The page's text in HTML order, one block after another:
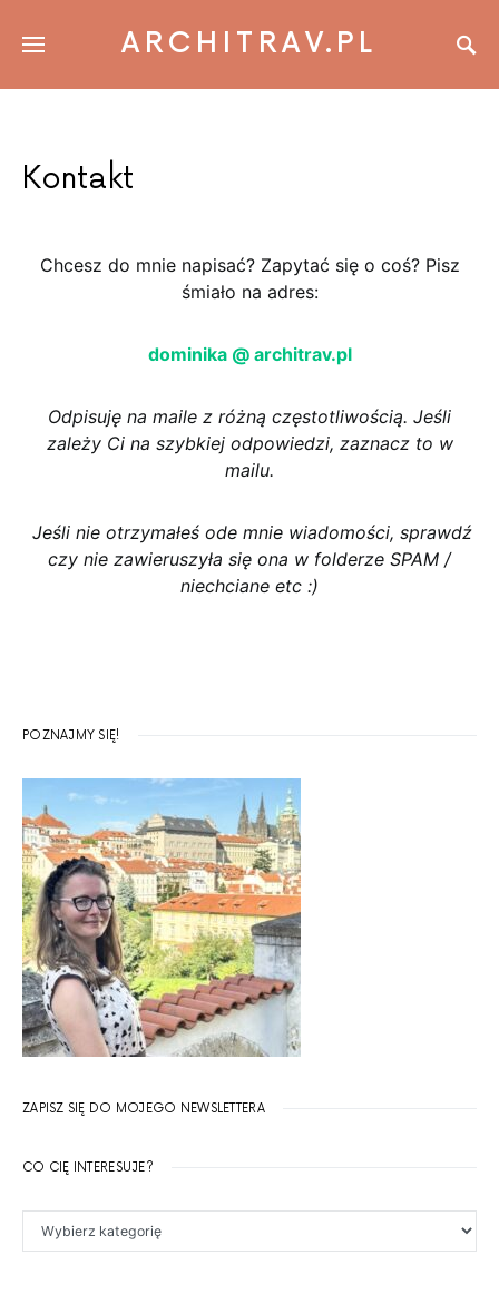
ARCHITRAV.PL
Kontakt
Chcesz do mnie napisać? Zapytać się o coś? Pisz
śmiało na adres:
dominika @ architrav.pl
Odpisuję na maile z różną częstotliwością. Jeśli
zależy Ci na szybkiej odpowiedzi, zaznacz to w
mailu.
Jeśli nie otrzymałeś ode mnie wiadomości, sprawdź
czy nie zawieruszyła się ona w folderze SPAM /
niechciane etc :)
POZNAJMY SIĘ!
ZAPISZ SIĘ DO MOJEGO NEWSLETTERA
CO CIĘ INTERESUJE?